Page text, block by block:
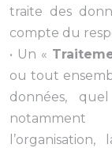
traite des
compte du
• Un «
ou tout
données,
notamment